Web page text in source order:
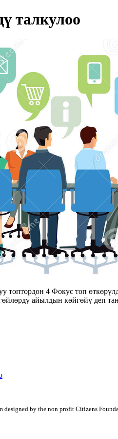
талкулоо
4 Фокус топ
айылдын көйгөйү деп
designed by the non profit Citizens